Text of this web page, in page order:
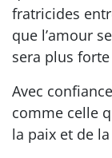
fratricides
que l’amour
sera plus
Avec
comme celle
la paix et de